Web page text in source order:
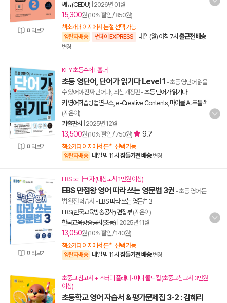
미리보기
쎄듀(CEDU) 2026년 01월
15,300원 (10% 할인 / 850원)
책소개페이지에서 분철 선택 가능
양탄자배송 썬데이 EXPRESS 내일 (월) 아침 7시 출근전 배송
변경
미리보기
KEY 초등수학 L홀더
초등 영단어, 단어가 읽기다 Level 1 - 초등 영단어 읽을
수 있어야 진짜 단어다!, 최신 개정판-초등 단어가 읽기다
키 영어학습방법연구소, e-Creative Contents 마이클 A. 푸틀랙
(지은이)
키출판사| 2025년 12월
13,500원 (10% 할인 / 750원) 9.7
책소개페이지에서 분철 선택 가능
양탄자배송 내일 밤 11시 잠들기전 배송 변경
미리보기
EBS 북마크 자 (대상도서 1만원 이상)
EBS 만점왕 영어 따라 쓰는 영문법 3권 - 초등 영어 문
법 완전 학습서 -EBS 따라 쓰는 영문법 3
EBS(한국교육방송공사) 편집부(지은이)
한국교육방송공사(초등) 2025년 11월
13,050원 (10% 할인 / 140원)
책소개페이지에서 분철 선택 가능
양탄자배송 내일 밤 11시 잠들기전 배송 변경
초중고 참고서 + 스터디 플래너 · 미니 콜드컵 (초중고참고서 3만원
이상)
초등학교 영어 자습서 & 평가문제집 3-2 : 김혜리